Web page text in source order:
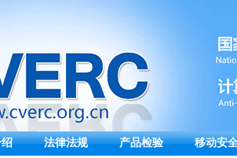
法律法规 产品检验 移动安